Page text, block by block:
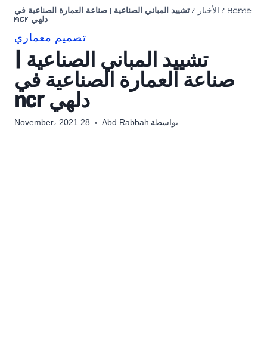
Home
/ الأخبار / تشييد المباني الصناعية | صناعة العمارة الصناعية في
دلهي ncr
تصميم معماري
تشييد المباني الصناعية |
صناعة العمارة الصناعية في
دلهي ncr
بواسطة Abd Rabbah 28 November، 2021